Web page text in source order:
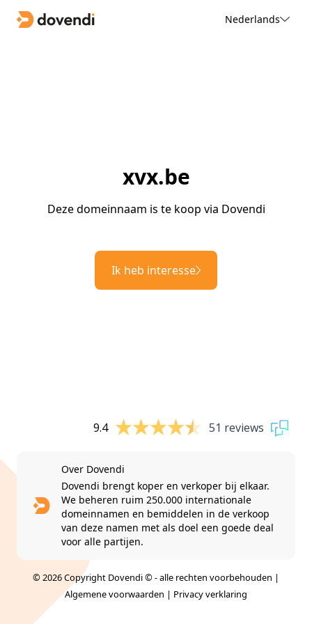
Nederlands
xvx.be
Deze domeinnaam is te koop via Dovendi
Ik heb interesse
9.4 51 reviews
Over Dovendi
Dovendi brengt koper en verkoper bij elkaar.
We beheren ruim 250.000 internationale
domeinnamen en bemiddelen in de verkoop
van deze namen met als doel een goede deal
voor alle partijen.
© 2026 Copyright Dovendi © - alle rechten voorbehouden |
Algemene voorwaarden | Privacy verklaring